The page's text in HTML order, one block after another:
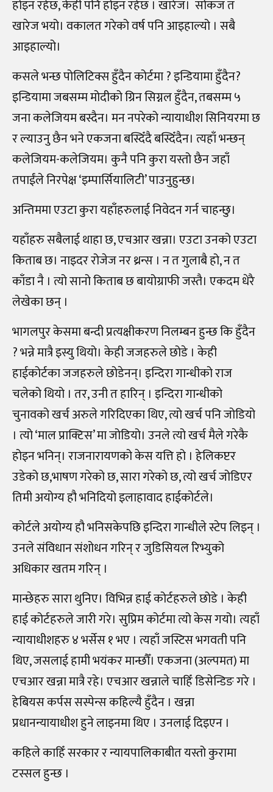
होइन रहेछ, केही पनि होइन रहेछ । खारेज। सोकज त
खारेज भयो। वकालत गरेको वर्ष पनि आइहाल्यो । सबै
आइहाल्यो।
कसले भन्छ पोलिटिक्स हुँदैन कोर्टमा ? इन्डियामा हुँदैन?
इन्डियामा जबसम्म मोदीको ग्रिन सिग्नल हुँदैन, तबसम्म ५
जना कलेजियम बस्दैन। मन नपरेको न्यायाधीश सिनियरमा छ
र ल्याउनु छैन भने एकजना बस्दिँदै बस्दिँदैन। त्यहाँ भन्छन्
कलेजियम-कलेजियम। कुनै पनि कुरा यस्तो छैन जहाँ
तपाईंले निरपेक्ष ‘इम्पार्सियालिटी’ पाउनुहुन्छ।
अन्तिममा एउटा कुरा यहाँहरुलाई निवेदन गर्न चाहन्छु।
यहाँहरु सबैलाई थाहा छ, एचआर खन्ना। एउटा उनको एउटा
किताब छ। नाइदर रोजेज नर थ्रन्स । न त गुलाबै हो, न त
काँडा नै । त्यो सानो किताब छ बायोग्राफी जस्तै। एकदम धेरै
लेखेका छन् ।
भागलपुर केसमा बन्दी प्रत्यक्षीकरण निलम्बन हुन्छ कि हुँदैन
? भन्ने मात्रै इस्यु थियो। केही जजहरुले छोडे । केही
हाईकोर्टका जजहरुले छोडेनन्। इन्दिरा गान्धीको राज
चलेको थियो । तर, उनी त हारिन् । इन्दिरा गान्धीको
चुनावको खर्च अरुले गरिदिएका थिए, त्यो खर्च पनि जोडियो
। त्यो ‘माल प्राक्टिस’ मा जोडियो। उनले त्यो खर्च मैले गरेकै
होइन भनिन्। राजनारायणको केस यत्ति हो । हेलिकप्टर
उडेको छ,भाषण गरेको छ, सारा गरेको छ, त्यो खर्च जोडिएर
तिमी अयोग्य हौ भनिदियो इलाहावाद हाईकोर्टले।
कोर्टले अयोग्य हौ भनिसकेपछि इन्दिरा गान्धीले स्टेप लिइन् ।
उनले संविधान संशोधन गरिन् र जुडिसियल रिभ्युको
अधिकार खतम गरिन् ।
मान्छेहरु सारा थुनिए। विभिन्न हाई कोर्टहरुले छोडे । केही
हाई कोर्टहरुले जारी गरे। सुप्रिम कोर्टमा त्यो केस गयो। त्यहाँ
न्यायाधीशहरु ४ भर्सेस १ भए । त्यहाँ जस्टिस भगवती पनि
थिए, जसलाई हामी भयंकर मान्छौँ। एकजना (अल्पमत) मा
एचआर खन्ना मात्रै रहे। एचआर खन्नाले चाहिँ डिसेन्डिङ गरे ।
हेबियस कर्पस सस्पेन्स कहिल्यै हुँदैन । खन्ना
प्रधानन्यायाधीश हुने लाइनमा थिए । उनलाई दिइएन ।
कहिले काहिँ सरकार र न्यायपालिकाबीत यस्तो कुरामा
टस्सल हुन्छ ।